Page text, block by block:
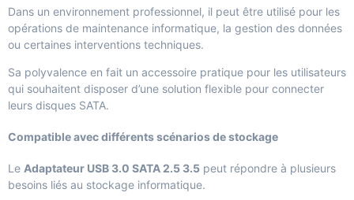
Dans un environnement professionnel, il peut être utilisé pour les
opérations de maintenance informatique, la gestion des données
ou certaines interventions techniques.
Sa polyvalence en fait un accessoire pratique pour les utilisateurs
qui souhaitent disposer d’une solution flexible pour connecter
leurs disques SATA.
Compatible avec différents scénarios de stockage
Le Adaptateur USB 3.0 SATA 2.5 3.5 peut répondre à plusieurs
besoins liés au stockage informatique.